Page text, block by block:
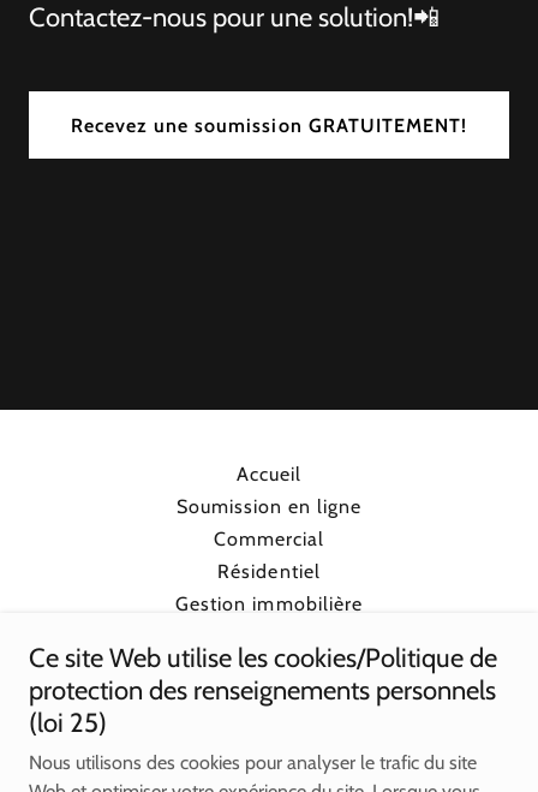
Contactez-nous pour une solution!📲
Recevez une soumission GRATUITEMENT!
Accueil
Soumission en ligne
Commercial
Résidentiel
Gestion immobilière
Contrôle de la faune
Contrôle des oiseaux
Contact
Ce site Web utilise les cookies/Politique de
protection des renseignements personnels
(loi 25)
Nous utilisons des cookies pour analyser le trafic du site